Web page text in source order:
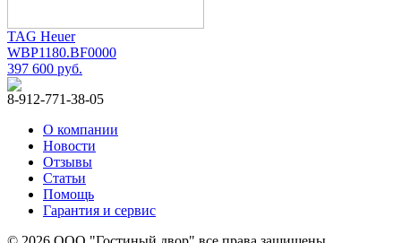
TAG Heuer
WBP1180.BF0000
397 600 руб.
8-912-771-38-05
О компании
Новости
Отзывы
Статьи
Помощь
Гарантия и сервис